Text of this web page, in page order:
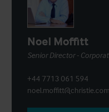
Noel Moffitt
Senior Director -
+44 7713 061 594
noel.moffitt@christie.com